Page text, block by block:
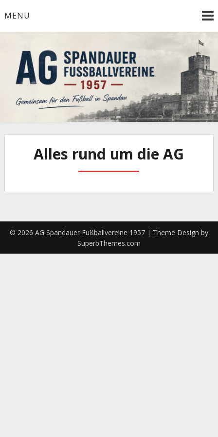
toMENU
AG Spandauer
Fußballvereine 1957
Herzlich Willkommen
Alles rund um die AG
© 2026 AG Spandauer Fußballvereine 1957 | Theme Design by
SuperbThemes.com